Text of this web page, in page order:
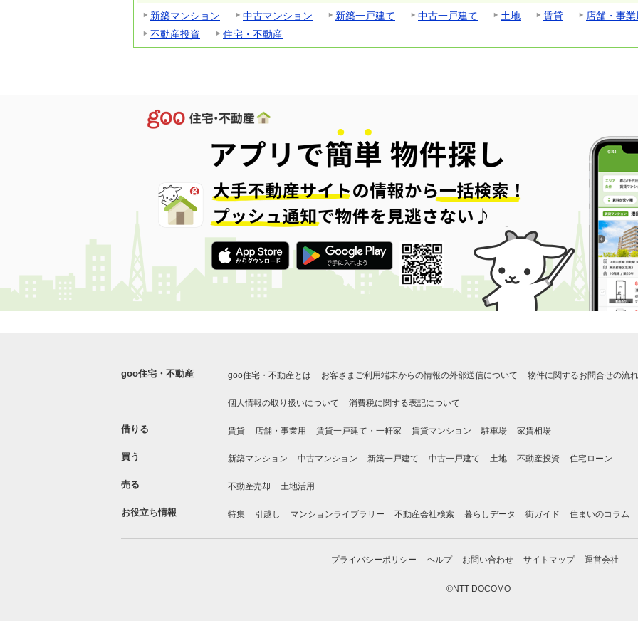
新築マンション 中古マンション 新築一戸建て 中古一戸建て 土地 賃貸
店舗・事業
不動産投資
住宅・不動産
goo住宅・不動産 goo住宅・不動産とは お客さまご利用端末からの情報の外部送信について 物件に関するお問合せの流れ
個人情報の取り扱いについて 消費税に関する表記について
借りる 賃貸 店舗・事業用 賃貸一戸建て・一軒家 賃貸マンション 駐車場 家賃相場
買う 新築マンション 中古マンション 新築一戸建て 中古一戸建て 土地 不動産投資 住宅ローン
売る 不動産売却 土地活用
お役立ち情報 特集 引越し マンションライブラリー 不動産会社検索 暮らしデータ 街ガイド 住まいのコラム
プライバシーポリシー ヘルプ お問い合わせ サイトマップ 運営会社
©NTT DOCOMO